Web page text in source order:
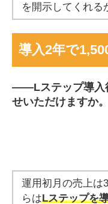
を開示してくれる
導入2年で
――Lステップ導
せいただけますか。
運用初月の売上は
らはLステップを